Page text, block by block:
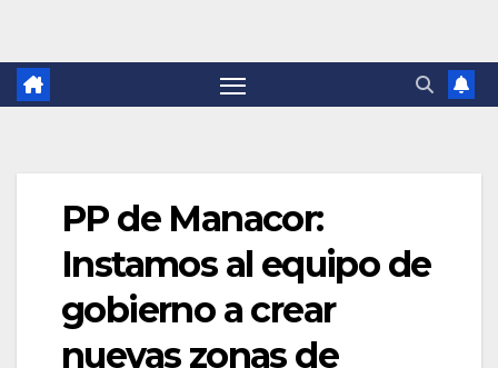
PP de Manacor:
Instamos al equipo de
gobierno a crear
nuevas zonas de